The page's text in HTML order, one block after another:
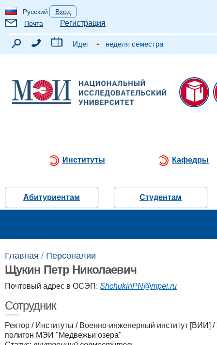
Русский
Вход
Почта
Регистрация
Идет - неделя семестра
Институты Кафедры
Абитуриентам Студентам
Главная / Персоналии​
Щукин Петр Николаевич
Почтовый адрес в ОСЭП: ShchukinPN@mpei.ru
Сотрудник
Ректор / Институты / Военно-инженерный институт [ВИИ] /
полигон МЭИ "Медвежьи озера"